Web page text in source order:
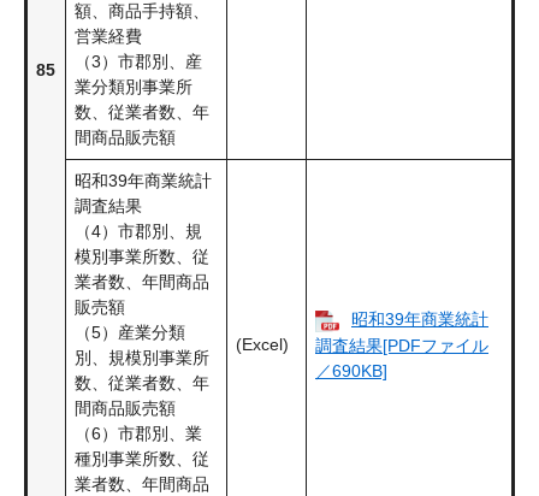
85
額、商品手持額、
営業経費
（3）市郡別、産
業分類別事業所
数、従業者数、年
間商品販売額
昭和39年商業統計
調査結果
（4）市郡別、規
模別事業所数、従
業者数、年間商品
販売額
（5）産業分類
別、規模別事業所
数、従業者数、年
間商品販売額
（6）市郡別、業
種別事業所数、従
業者数、年間商品
(Excel)
昭和39年商業統計
調査結果[PDFファイル
／690KB]